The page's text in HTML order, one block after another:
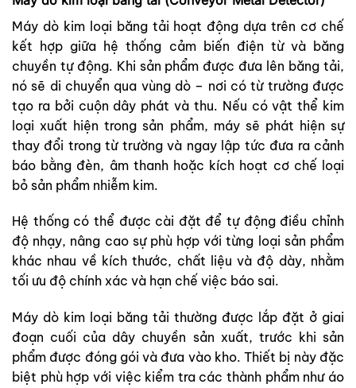
Máy dò kim loại băng tải hoạt động dựa trên cơ chế
kết hợp giữa hệ thống cảm biến điện từ và băng
chuyền tự động. Khi sản phẩm được đưa lên băng tải,
nó sẽ di chuyển qua vùng dò – nơi có từ trường được
tạo ra bởi cuộn dây phát và thu. Nếu có vật thể kim
loại xuất hiện trong sản phẩm, máy sẽ phát hiện sự
thay đổi trong từ trường và ngay lập tức đưa ra cảnh
báo bằng đèn, âm thanh hoặc kích hoạt cơ chế loại
bỏ sản phẩm nhiễm kim.
Hệ thống có thể được cài đặt để tự động điều chỉnh
độ nhạy, nâng cao sự phù hợp với từng loại sản phẩm
khác nhau về kích thước, chất liệu và độ dày, nhằm
tối ưu độ chính xác và hạn chế việc báo sai.
Máy dò kim loại băng tải thường được lắp đặt ở giai
đoạn cuối của dây chuyền sản xuất, trước khi sản
phẩm được đóng gói và đưa vào kho. Thiết bị này đặc
biệt phù hợp với việc kiểm tra các thành phẩm như áo